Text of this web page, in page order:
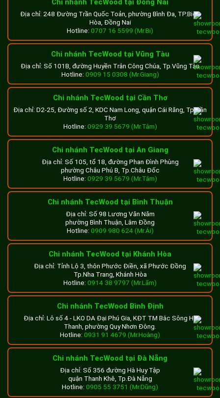
Chi nhánh TecWood tại Đồng Nai
Địa chỉ: 248 Đường Trần Quốc Toản, phường Bình Đa, TP.Biên
Hòa, Đồng Nai
Hotline: 0707 16 5599 (Mr.Bi)
Chi nhánh TecWood tại Vũng Tàu
Địa chỉ: Số 101B, đường Huyền Trân Công Chúa, Tp.Vũng Tàu
Hotline: 0909 15 0308 (Mr.Giang)
Chi nhánh TecWood tại Cần Thơ
Địa chỉ: D2-25, Đường số 2, KDC Nam Long, quận Cái Răng, Tp.Cần
Thơ
Hotline: 0929 39 5679 (Mr.Tâm)
Chi nhánh TecWood tại An Giang
Địa chỉ: Số 105, tổ 18, đường Phan Đình Phùng
phường Châu Phú B, Tp.Châu Đốc
Hotline: 0929 39 5679 (Mr.Tâm)
Chi nhánh TecWood tại Bình Thuận
Địa chỉ: Số 98 Lương Văn Năm
phường Bình Thuận, Lâm Đồng
Hotline: 0909 980 624 (Mr.Ái)
Chi nhánh TecWood tại Khánh Hòa
Địa chỉ: Tỉnh Lộ 3, thôn Phước Điền, xã Phước Đồng
Tp.Nha Trang, Khánh Hòa
Hotline: 0914 38 9797 (Mr.Lãm)
Chi nhánh TecWood Bình Định
Địa chỉ: Lô số 4 - LKO DA Đại Phú Gia, KĐT TM Bắc Sông Hà
Thanh, phường Quy Nhơn Đông.
Hotline: 0931 91 4679 (Mr.Hoàng)
Chi nhánh TecWood tại Đà Nẵng
Địa chỉ: Số 356 đường Hà Huy Tập
quận Thanh Khê, Tp.Đà Nẵng
Hotline: 0905 55 3751 (Mr.Dũng)